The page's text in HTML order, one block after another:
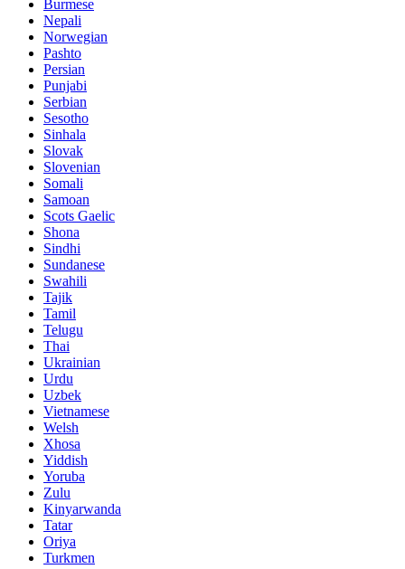
Burmese
Nepali
Norwegian
Pashto
Persian
Punjabi
Serbian
Sesotho
Sinhala
Slovak
Slovenian
Somali
Samoan
Scots Gaelic
Shona
Sindhi
Sundanese
Swahili
Tajik
Tamil
Telugu
Thai
Ukrainian
Urdu
Uzbek
Vietnamese
Welsh
Xhosa
Yiddish
Yoruba
Zulu
Kinyarwanda
Tatar
Oriya
Turkmen